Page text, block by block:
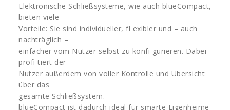
Elektronische Schließsysteme, wie auch blueCompact,
bieten viele
Vorteile: Sie sind individueller, fl exibler und – auch
nachträglich –
einfacher vom Nutzer selbst zu konfi gurieren. Dabei
profi tiert der
Nutzer außerdem von voller Kontrolle und Übersicht
über das
gesamte Schließsystem.
blueCompact ist dadurch ideal für smarte Eigenheime